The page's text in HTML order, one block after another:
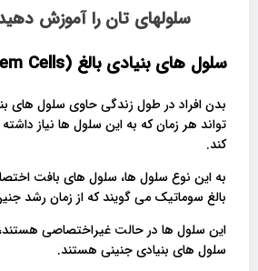
سلولهای تان را آموزش
سلول های بنیادی بالغ (Cells
بدن افراد در طول زندگی حاوی سلول های
تواند هر زمان که به این سلول ها نیاز داشته
کند.
به این نوع سلول ها، سلول های بافت
بالغ سوماتیک می گویند که از زمان رشد
این سلول ها در حالت غیراختصاصی
سلول های بنیادی جنینی هستند.